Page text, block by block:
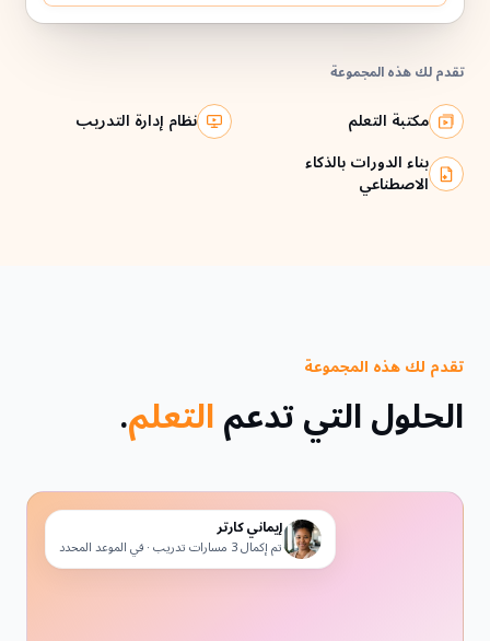
تقدم لك هذه المجموعة
مكتبة التعلم
نظام إدارة التدريب
بناء الدورات بالذكاء
الاصطناعي
تقدم لك هذه المجموعة
الحلول التي تدعمالتعلم.
إيماني كارتر
تم إكمال 3 مسارات تدريب · في الموعد المحدد